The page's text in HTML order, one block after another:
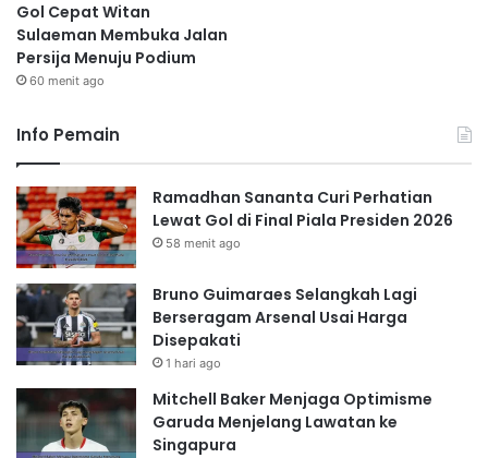
Gol Cepat Witan
Sulaeman Membuka Jalan
Persija Menuju Podium
60 menit ago
Info Pemain
Ramadhan Sananta Curi Perhatian
Lewat Gol di Final Piala Presiden 2026
58 menit ago
Bruno Guimaraes Selangkah Lagi
Berseragam Arsenal Usai Harga
Disepakati
1 hari ago
Mitchell Baker Menjaga Optimisme
Garuda Menjelang Lawatan ke
Singapura